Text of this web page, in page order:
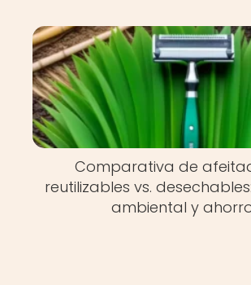
Comparativa de
reutilizables vs.
ambiental y